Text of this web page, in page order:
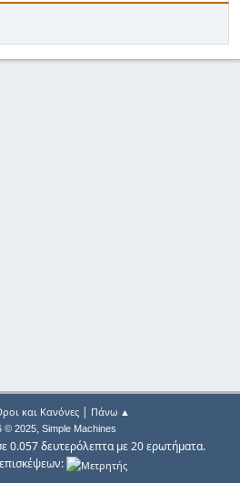
και Κανόνες| Πάνω ▲
© 2025, Simple Machines
0.057 δευτερόλεπτα με 20 ερωτήματα.